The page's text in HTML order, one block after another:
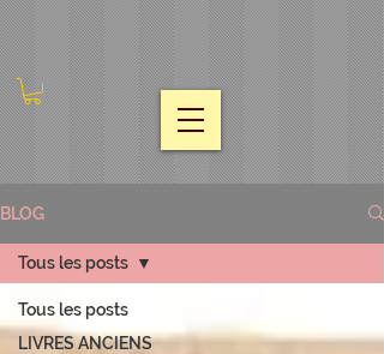
BLOG
Tous les posts
LIVRES ANCIENS
Tous les posts